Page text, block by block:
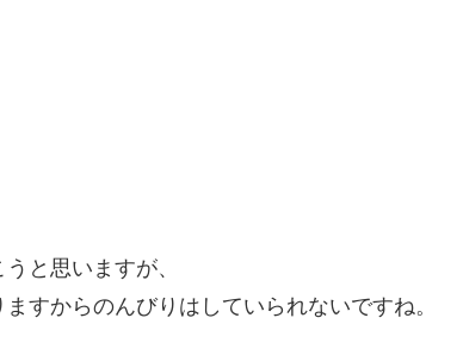
と思いますが、
すからのんびりはしていられないですね。